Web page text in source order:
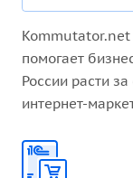
Kommutator.net
помогает
России расти
интернет-